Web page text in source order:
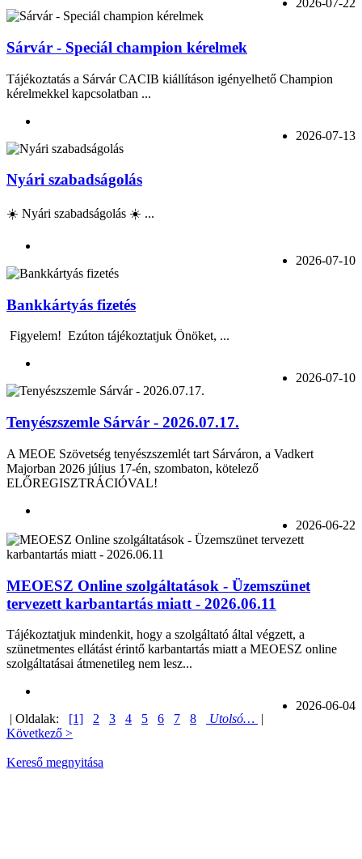
2026-07-22
Sárvár - Speciál champion kérelmek
Tájékoztatás a Sárvár CACIB kiállításon igényelhető Champion
kérelmekkel kapcsolatban ...
2026-07-13
Nyári szabadságolás
☀️ Nyári szabadságolás ☀️ ...
2026-07-10
Bankkártyás fizetés
Figyelem! Ezúton tájékoztatjuk Önöket, ...
2026-07-10
Tenyészszemle Sárvár - 2026.07.17.
A MEOE Szövetség tenyészszemlét tart Sárváron, a Vadkert
Majorban 2026 július 17-én, szombaton, kötelező
ELŐREGISZTRÁCIÓVAL!
2026-06-22
MEOESZ Online szolgáltatások - Üzemszünet
tervezett karbantartás miatt - 2026.06.11
Tájékoztatjuk mindenkit, hogy a szolgáltató által végzett, a
szünetmentes ellátást érintő karbantartás miatt a MEOESZ online
szolgáltatásai átmenetileg nem lesz...
2026-06-04
| Oldalak: [1] 2 3 4 5 6 7 8 Utolsó… |
Következő >
Kereső megnyitása